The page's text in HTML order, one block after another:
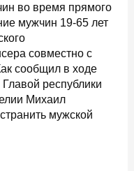
во время прямого
мужчин 19-65 лет
совместно с
сообщил в ходе
республики
Михаил
мужской